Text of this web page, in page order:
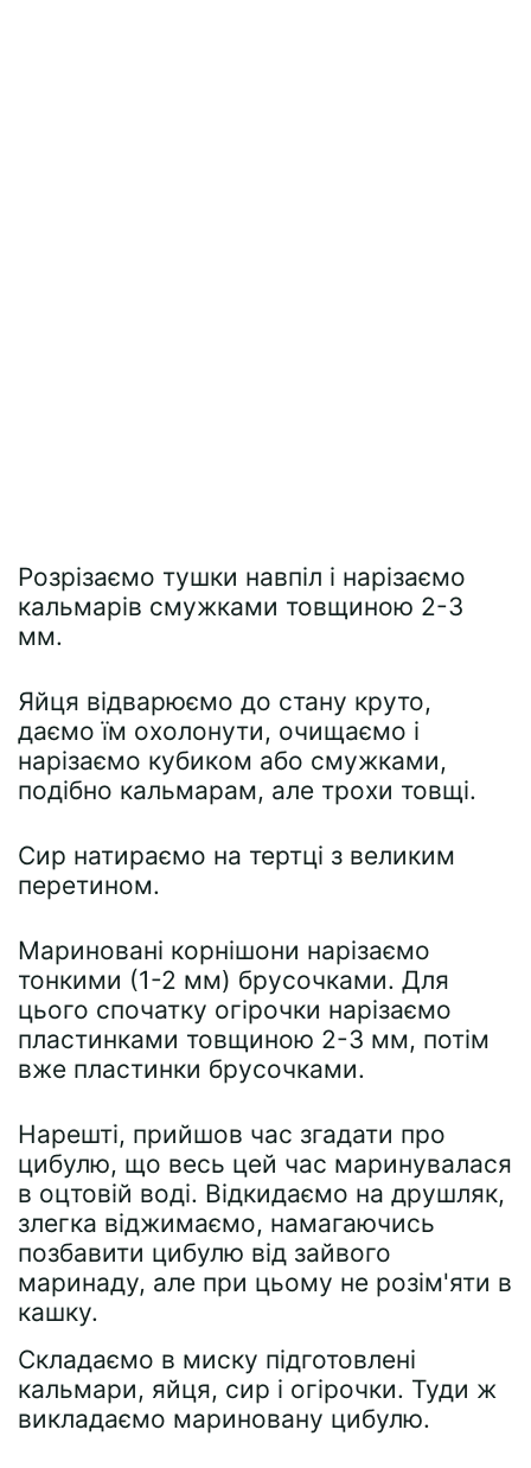
Розрізаємо тушки навпіл і нарізаємо
кальмарів смужками товщиною 2-3
мм.
Яйця відварюємо до стану круто,
даємо їм охолонути, очищаємо і
нарізаємо кубиком або смужками,
подібно кальмарам, але трохи товщі.
Сир натираємо на тертці з великим
перетином.
Мариновані корнішони нарізаємо
тонкими (1-2 мм) брусочками. Для
цього спочатку огірочки нарізаємо
пластинками товщиною 2-3 мм, потім
вже пластинки брусочками.
Нарешті, прийшов час згадати про
цибулю, що весь цей час маринувалася
в оцтовій воді. Відкидаємо на друшляк,
злегка віджимаємо, намагаючись
позбавити цибулю від зайвого
маринаду, але при цьому не розім'яти в
кашку.
Складаємо в миску підготовлені
кальмари, яйця, сир і огірочки. Туди ж
викладаємо мариновану цибулю.